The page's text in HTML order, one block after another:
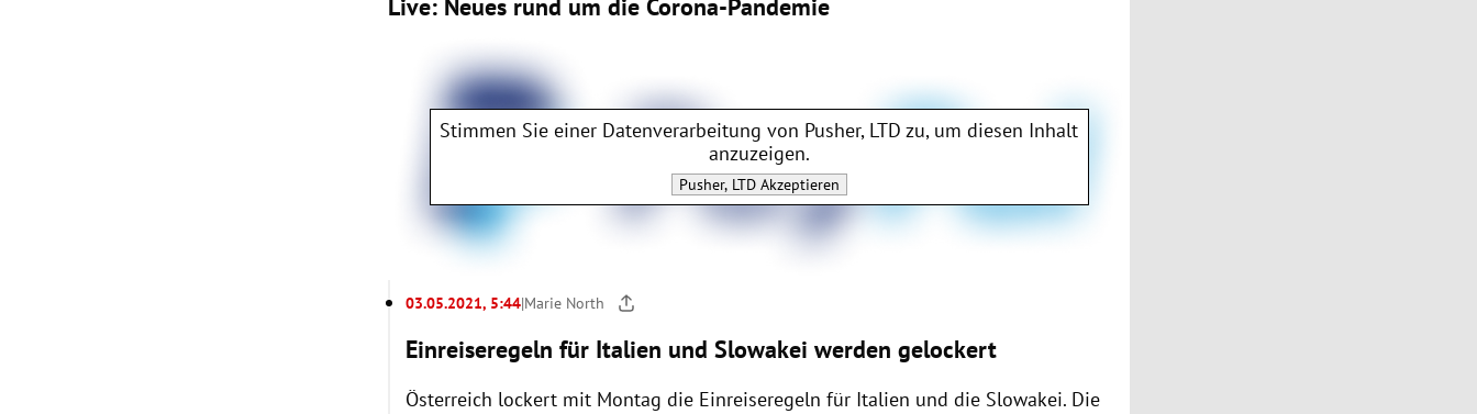
Live: Neues rund um die Corona-Pandemie
Stimmen Sie einer Datenverarbeitung von Pusher, LTD zu, um diesen Inhalt
anzuzeigen.
Pusher, LTDAkzeptieren
03.05.2021, 5:44|Marie North
Einreiseregeln für Italien und Slowakei werden gelockert
Österreich lockert mit Montag die Einreiseregeln für Italien und die Slowakei. Die